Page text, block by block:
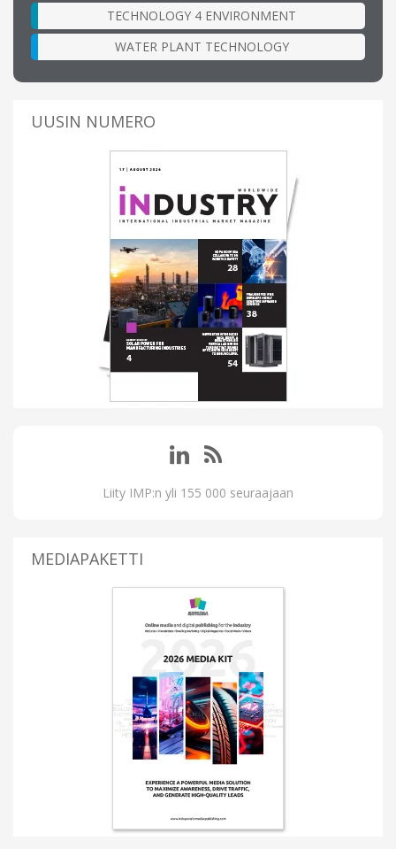
TECHNOLOGY 4 ENVIRONMENT
WATER PLANT TECHNOLOGY
UUSIN NUMERO
Liity IMP:n yli 155 000 seuraajaan
MEDIAPAKETTI